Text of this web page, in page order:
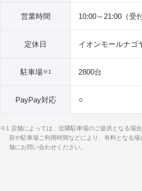
営業時間 10:00～21:00（受
定休日 イオンモールナゴ
駐車場※1 2800台
PayPay対応 ○
※1 店舗によっては、近隣駐車場のご提供となる場
容や駐車場ご利用時間などにより、有料となる
舗にお問い合わせください。